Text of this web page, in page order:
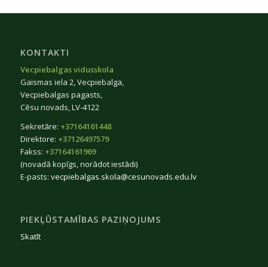
KONTAKTI
Vecpiebalgas vidusskola
Gaismas iela 2, Vecpiebalga,
Vecpiebalgas pagasts,
Cēsu novads, LV-4122
Sekretāre: +37164161448
Direktore: +37126497579
Fakss: +37164161969
(novadā kopīgs, norādot iestādi)
E-pasts: vecpiebalgas.skola@cesunovads.edu.lv
PIEKĻŪSTAMĪBAS PAZIŅOJUMS
Skatīt